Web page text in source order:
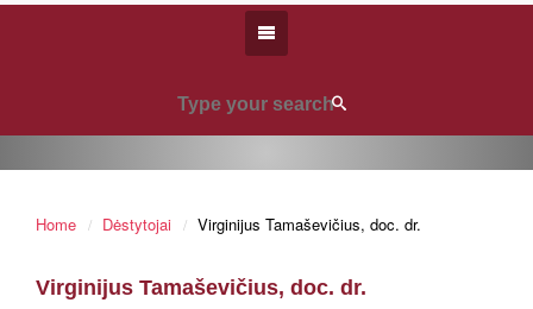
Home Dėstytojai Virginijus Tamaševičius, doc. dr.
Virginijus Tamaševičius, doc. dr.